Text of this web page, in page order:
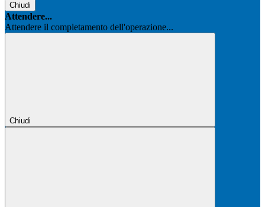
Chiudi
Attendere...
Attendere il completamento dell'operazione...
Chiudi